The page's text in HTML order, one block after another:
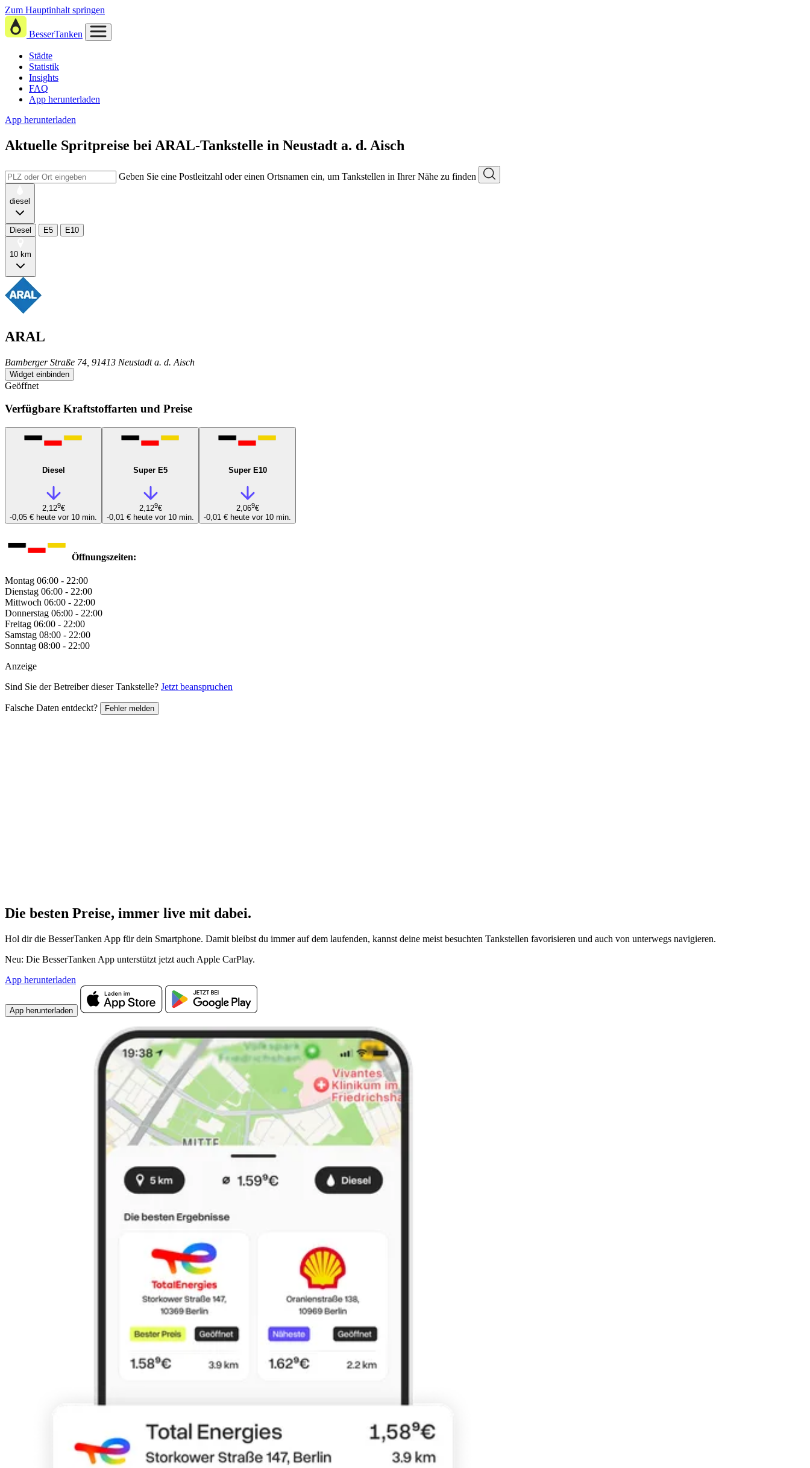
Zum Hauptinhalt springen
BesserTanken
Städte
Statistik
Insights
FAQ
App herunterladen
App herunterladen
Aktuelle Spritpreise bei ARAL-Tankstelle in Neustadt a. d. Aisch
Geben Sie eine Postleitzahl oder einen Ortsnamen ein, um Tankstellen in Ihrer Nähe zu finden
diesel
Diesel E5 E10
10 km
ARAL
Bamberger Straße 74, 91413 Neustadt a. d. Aisch
Widget einbinden
Geöffnet
Verfügbare Kraftstoffarten und Preise
Diesel
2,129€
-0,05 € heute vor 10 min.
Super E5
2,129€
-0,01 € heute vor 10 min.
Super E10
2,069€
-0,01 € heute vor 10 min.
Öffnungszeiten:
Montag 06:00 - 22:00
Dienstag 06:00 - 22:00
Mittwoch 06:00 - 22:00
Donnerstag 06:00 - 22:00
Freitag 06:00 - 22:00
Samstag 08:00 - 22:00
Sonntag 08:00 - 22:00
Anzeige
Sind Sie der Betreiber dieser Tankstelle? Jetzt beanspruchen
Falsche Daten entdeckt? Fehler melden
Die besten Preise, immer live mit dabei.
Hol dir die BesserTanken App für dein Smartphone. Damit bleibst du immer auf dem laufenden, kannst deine meist besuchten Tankstellen favorisieren und auch von unterwegs navigieren.
Neu: Die BesserTanken App unterstützt jetzt auch Apple CarPlay.
App herunterladen
App herunterladen